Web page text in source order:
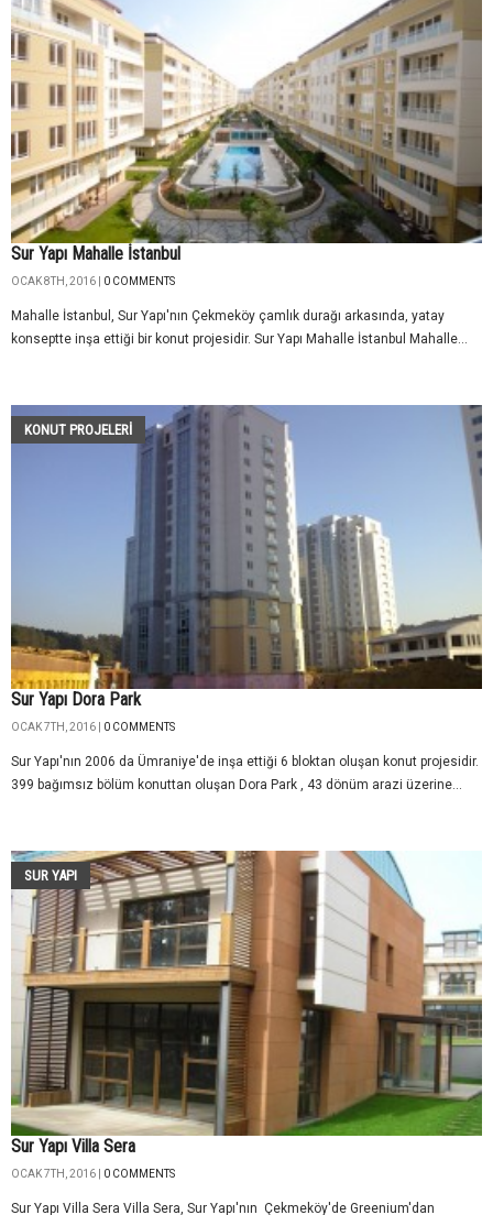
Sur Yapı Mahalle İstanbul
OCAK 8TH, 2016 | 0 COMMENTS
Mahalle İstanbul, Sur Yapı'nın Çekmeköy çamlık durağı arkasında, yatay
konseptte inşa ettiği bir konut projesidir. Sur Yapı Mahalle İstanbul Mahalle...
KONUT PROJELERI
Sur Yapı Dora Park
OCAK 7TH, 2016 | 0 COMMENTS
Sur Yapı'nın 2006 da Ümraniye'de inşa ettiği 6 bloktan oluşan konut projesidir.
399 bağımsız bölüm konuttan oluşan Dora Park , 43 dönüm arazi üzerine...
SUR YAPI
Sur Yapı Villa Sera
OCAK 7TH, 2016 | 0 COMMENTS
Sur Yapı Villa Sera Villa Sera, Sur Yapı'nın Çekmeköy'de Greenium'dan